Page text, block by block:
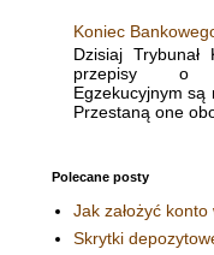
Koniec
Dzisiaj Trybunał
przepisy o
Egzekucyjnym są
Przestaną one
Polecane posty
Jak założyć
Skrytki